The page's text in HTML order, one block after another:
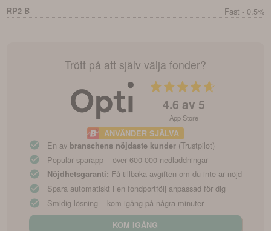
RP2 B
Fast - 0.5%
Trött på att själv välja fonder?
4.6 av 5
App Store
ANVÄNDER SJÄLVA
En av branschens nöjdaste kunder (Trustpilot)
Populär sparapp – över 600 000 nedladdningar
Nöjdhetsgaranti: Få tillbaka avgiften om du inte är nöjd
Spara automatiskt i en fondportfölj anpassad för dig
Smidig lösning – kom igång på några minuter
KOM IGÅNG